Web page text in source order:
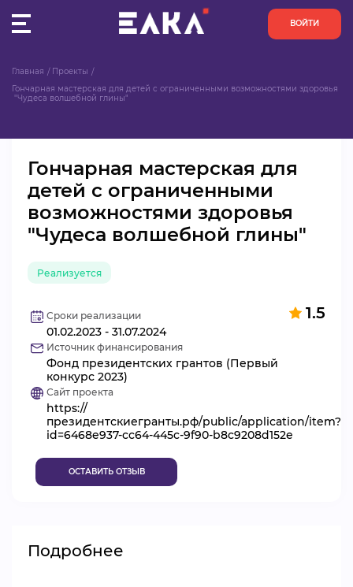
ВОЙТИ
ПУЛЬС
ОРГАНИЗАЦИИ
АКТИВИСТЫ
БАЗА ЗНАНИЙ
ВИДЕОКУРСЫ
ВОЙТИ
Главная
Проекты
Гончарная мастерская для детей с ограниченными возможностями здоровья
"Чудеса волшебной глины"
Гончарная мастерская для
детей с ограниченными
возможностями здоровья
"Чудеса волшебной глины"
Реализуется
1.5
Сроки реализации
01.02.2023 - 31.07.2024
Источник финансирования
Фонд президентских грантов (Первый
конкурс 2023)
Сайт проекта
https://
президентскиегранты.рф/public/application/item?
id=6468e937-cc64-445c-9f90-b8c9208d152e
ОСТАВИТЬ ОТЗЫВ
Подробнее